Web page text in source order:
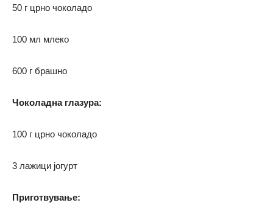
50 г црно чоколадо
100 мл млеко
600 г брашно
Чоколадна глазура:
100 г црно чоколадо
3 лажици јогурт
Приготвување: